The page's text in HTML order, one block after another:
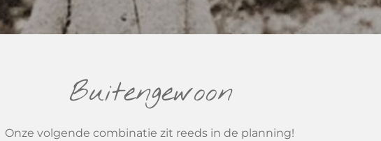
Buitengewoon
Onze volgende combinatie zit reeds in de planning!